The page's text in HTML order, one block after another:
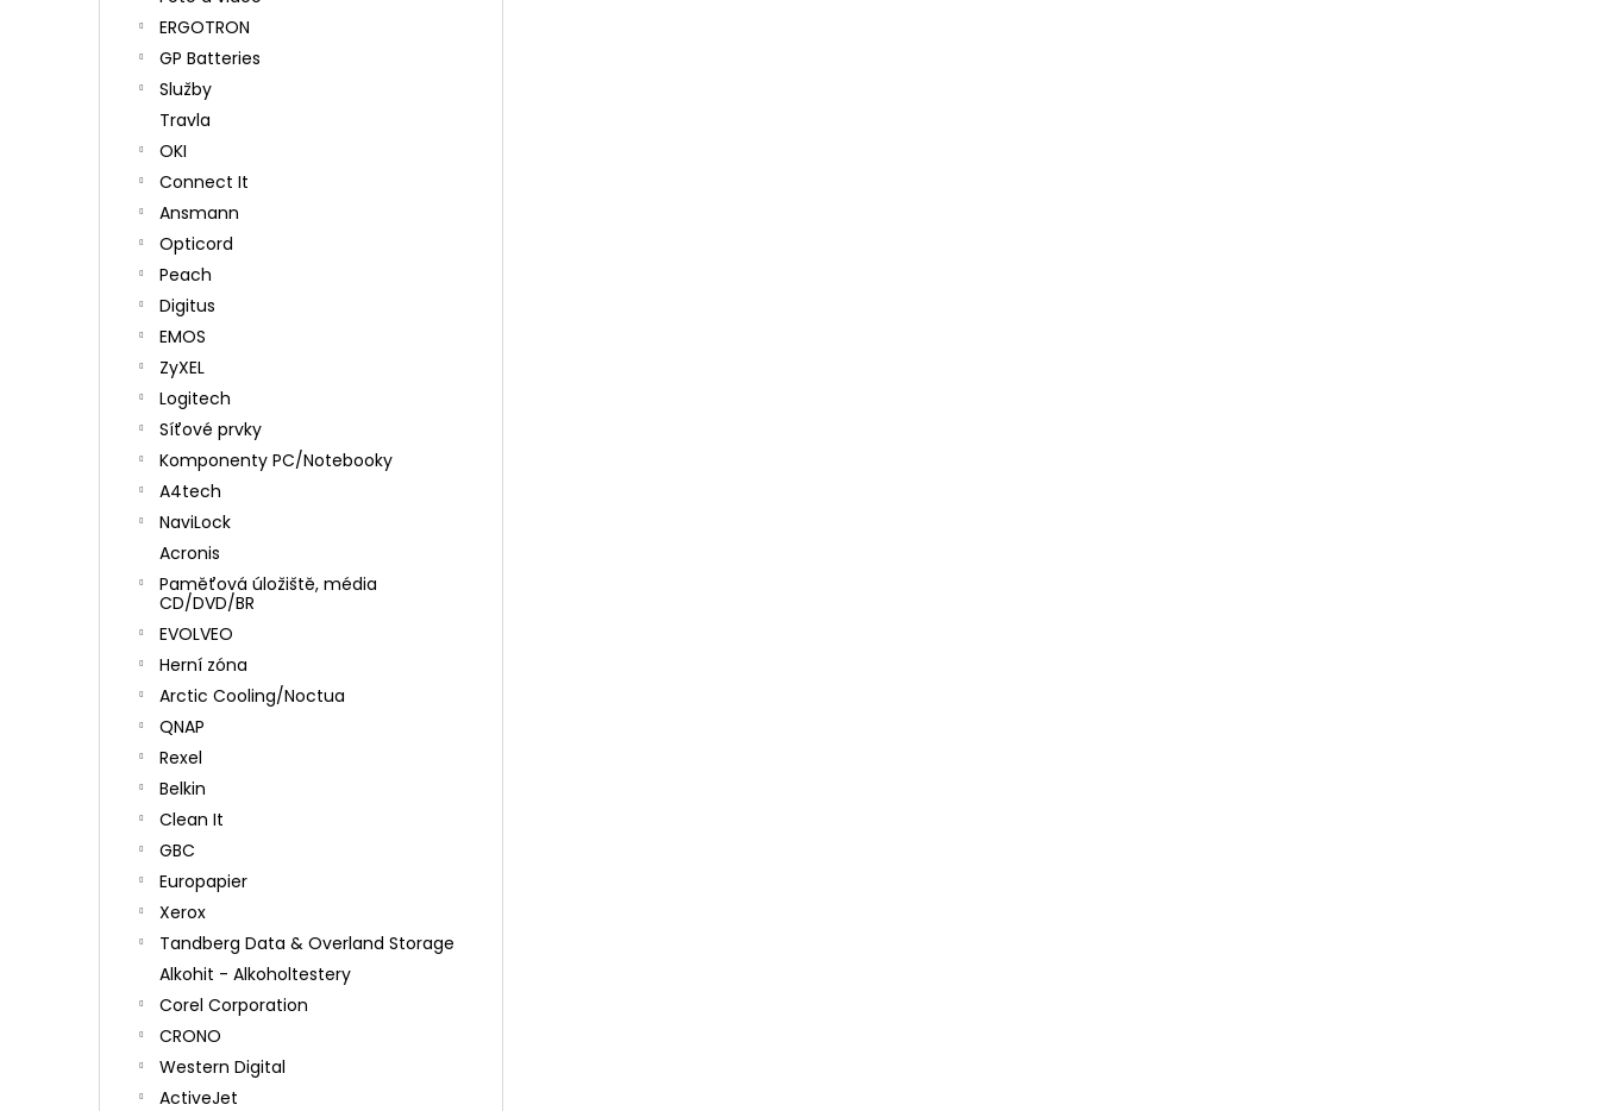
ERGOTRON
GP Batteries
Služby
Travla
OKI
Connect It
Ansmann
Opticord
Peach
Digitus
EMOS
ZyXEL
Logitech
Síťové prvky
Komponenty PC/Notebooky
A4tech
NaviLock
Acronis
Paměťová úložiště, média
CD/DVD/BR
EVOLVEO
Herní zóna
Arctic Cooling/Noctua
QNAP
Rexel
Belkin
Clean It
GBC
Europapier
Xerox
Tandberg Data & Overland Storage
Alkohit - Alkoholtestery
Corel Corporation
CRONO
Western Digital
ActiveJet